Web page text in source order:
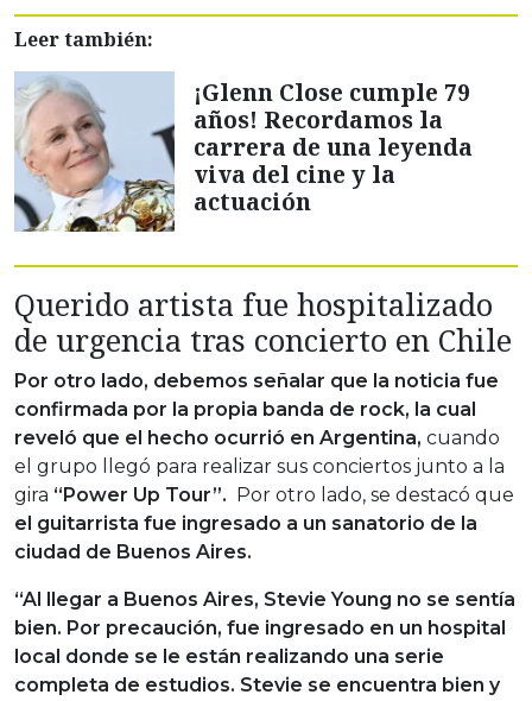
Leer también:
¡Glenn Close cumple 79
años! Recordamos la
carrera de una leyenda
viva del cine y la
actuación
Querido artista fue hospitalizado
de urgencia tras concierto en Chile
Por otro lado, debemos señalar que la noticia fue
confirmada por la propia banda de rock, la cual
reveló que el hecho ocurrió en Argentina, cuando
el grupo llegó para realizar sus conciertos junto a la
gira “Power Up Tour”.
Por otro lado, se destacó que
el guitarrista fue ingresado a un sanatorio de la
ciudad de Buenos Aires.
“Al llegar a Buenos Aires, Stevie Young no se sentía
bien. Por precaución, fue ingresado en un hospital
local donde se le están realizando una serie
completa de estudios. Stevie se encuentra bien y